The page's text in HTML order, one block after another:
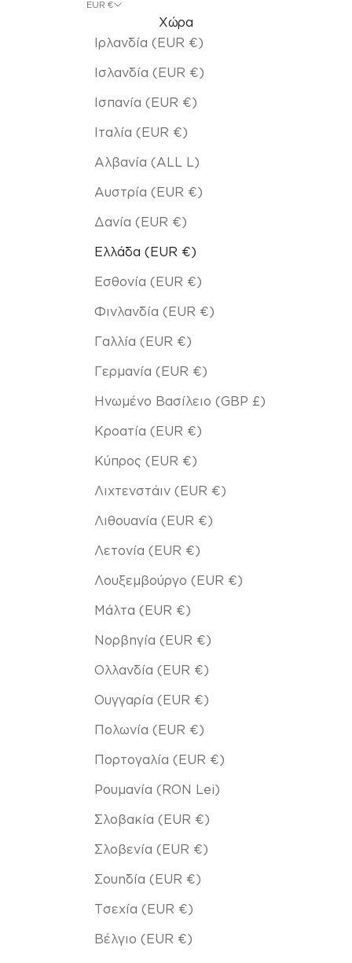
EUR €
Χώρα
Ιρλανδία (EUR €)
Ισλανδία (EUR €)
Ισπανία (EUR €)
Ιταλία (EUR €)
Αλβανία (ALL L)
Αυστρία (EUR €)
Δανία (EUR €)
Ελλάδα (EUR €)
Εσθονία (EUR €)
Φινλανδία (EUR €)
Γαλλία (EUR €)
Γερμανία (EUR €)
Ηνωμένο Βασίλειο (GBP £)
Κροατία (EUR €)
Κύπρος (EUR €)
Λιχτενστάιν (EUR €)
Λιθουανία (EUR €)
Λετονία (EUR €)
Λουξεμβούργο (EUR €)
Μάλτα (EUR €)
Νορβηγία (EUR €)
Ολλανδία (EUR €)
Ουγγαρία (EUR €)
Πολωνία (EUR €)
Πορτογαλία (EUR €)
Ρουμανία (RON Lei)
Σλοβακία (EUR €)
Σλοβενία (EUR €)
Σουηδία (EUR €)
Τσεχία (EUR €)
Βέλγιο (EUR €)